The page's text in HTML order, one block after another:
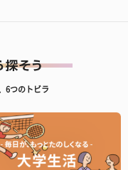
6つのトビラ